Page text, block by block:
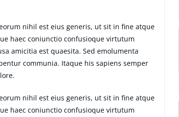
nihil est eius generis, ut sit in fine atque
haec coniunctio confusioque virtutum
amicitia est quaesita. Sed emolumenta
communia. Itaque his sapiens semper
nihil est eius generis, ut sit in fine atque
haec coniunctio confusioque virtutum